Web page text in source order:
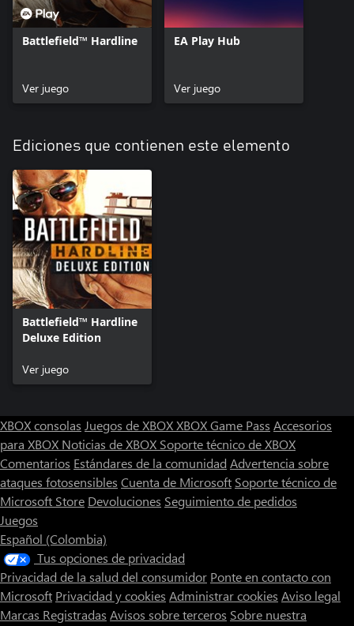
Battlefield™ Hardline
Ver juego
EA Play Hub
Ver juego
Ediciones que contienen este elemento
Battlefield™ Hardline
Deluxe Edition
Ver juego
XBOX consolas Juegos de XBOXXBOX Game Pass Accesorios
para XBOX Noticias de XBOX Soporte técnico de XBOX
Comentarios Estándares de la comunidad Advertencia sobre
ataques fotosensibles Cuenta de Microsoft Soporte técnico de
Microsoft Store Devoluciones Seguimiento de pedidos
Juegos
Español (Colombia)
Tus opciones de privacidad
Privacidad de la salud del consumidor Ponte en contacto con
Microsoft Privacidad y cookies Administrar cookies Aviso legal
Marcas Registradas Avisos sobre terceros Sobre nuestra